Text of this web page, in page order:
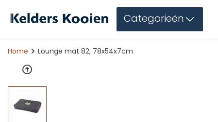
Categorieën
Home Lounge mat 82, 78x54x7cm